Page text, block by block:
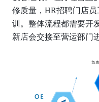
修质量，HR招聘门店
训。整体流程都需要开
新店会交接至营运部门